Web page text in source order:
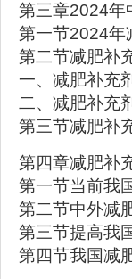
第三章2024年
第一节2024年
第二节减肥补
一、减肥补充
二、减肥补充
第三节减肥补
第四章减肥补
第一节当前我
第二节中外减
第三节提高我
第四节我国减